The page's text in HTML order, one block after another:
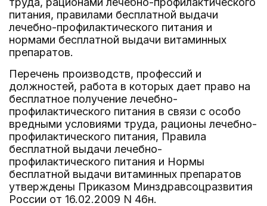
питания, правилами бесплатной выдачи
лечебно-профилактического питания и
нормами бесплатной выдачи витаминных
препаратов.
Перечень производств, профессий и
должностей, работа в которых дает право на
бесплатное получение лечебно-
профилактического питания в связи с особо
вредными условиями труда, рационы лечебно-
профилактического питания, Правила
бесплатной выдачи лечебно-
профилактического питания и Нормы
бесплатной выдачи витаминных препаратов
утверждены Приказом Минздравсоцразвития
России от 16.02.2009 N 46н.